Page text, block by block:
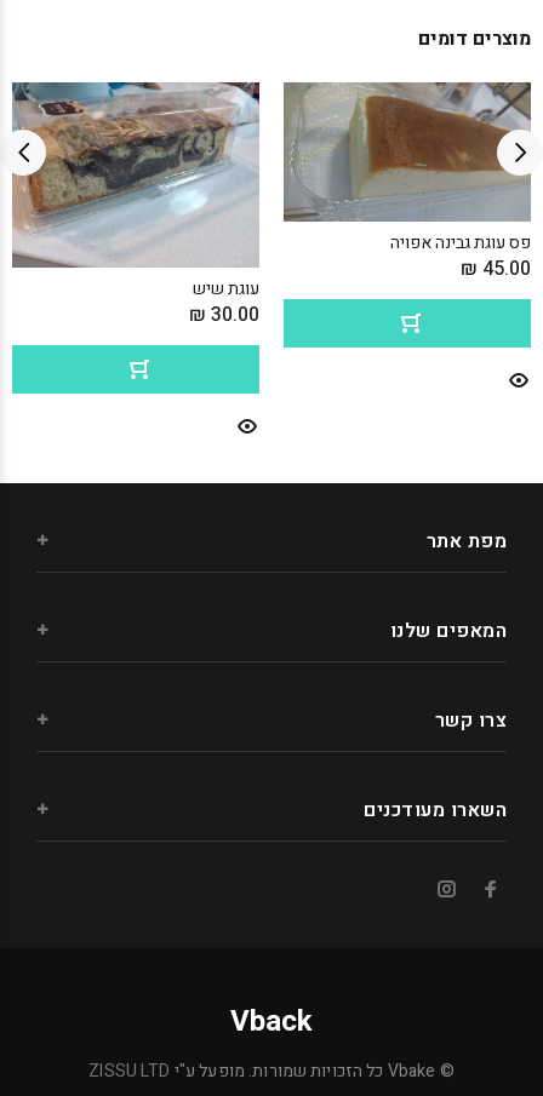
מוצרים דומים
עוגת שיש
30.00 ₪
פס עוגת גבינה אפויה
45.00 ₪
מפת אתר
המאפים שלנו
צרו קשר
השארו מעודכנים
Vback
© Vbake כל הזכויות שמורות. מופעל ע"י ZISSU LTD